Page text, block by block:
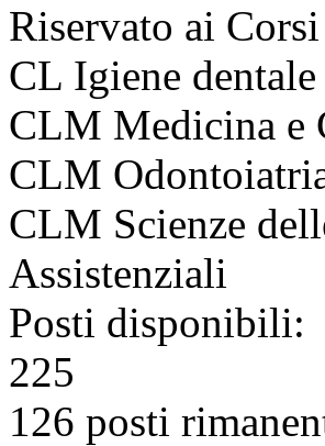
Riservato ai
CL Igiene dentale
CLM Medicina e
CLM
CLM Scienze
Assistenziali
Posti disponibili:
225
126 posti